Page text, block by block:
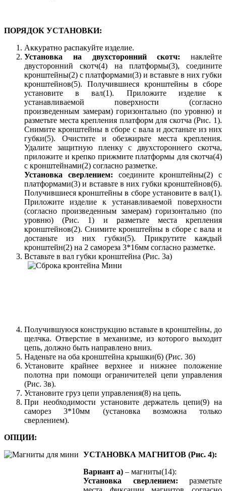
ПОРЯДОК УСТАНОВКИ:
Аккуратно распакуйте изделие.
Установка на двухсторонний скотч: наклейте
двусторонний скотч(4) на платформы(3), соедините
кронштейны(2) с платформами(3) и вставьте в них губки
кронштейнов(5). Получившиеся кронштейны в сборе
установите в вал(1). Приложите изделие к
устанавливаемой поверхности (согласно
произведенным замерам) горизонтально (по уровню) и
разметьте места крепления платформ для скотча (Рис. 1).
Снимите кронштейны в сборе с вала и достаньте из них
губки(5). Очистите и обезжирьте места крепления.
Удалите защитную пленку с двухстороннего скотча,
приложите и крепко прижмите платформы для скотча(4)
с кронштейнами(2) согласно разметке.
Установка сверлением: соедините кронштейны(2) с
платформами(3) и вставьте в них губки кронштейнов(6).
Получившиеся кронштейны в сборе установите в вал(1).
Приложите изделие к устанавливаемой поверхности
(согласно произведенным замерам) горизонтально (по
уровню) (Рис. 1) и разметьте места крепления
кронштейнов(2). Снимите кронштейны в сборе с вала и
достаньте из них губки(5). Прикрутите каждый
кронштейн(2) на 2 самореза 3*16мм согласно разметке.
Вставьте в вал губки кронштейна (Рис. 3а)
Получившуюся конструкцию вставьте в кронштейны, до
щелчка. Отверстие в механизме, из которого выходит
цепь, должно быть направлено вниз.
Наденьте на оба кронштейна крышки(6) (Рис. 3б)
Установите крайнее верхнее и нижнее положение
полотна при помощи ограничителей цепи управления
(Рис. 3в).
Установите груз цепи управления(8) на цепь.
При необходимости установите держатель цепи(9) на
саморез 3*10мм (установка возможна только
сверлением).
ОПЦИИ:
УСТАНОВКА МАГНИТОВ (Рис. 4):
Вариант а) – магниты(14):
Установка сверлением: разметьте